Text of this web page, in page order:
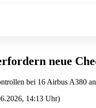
neue
bei 16 Airbus A380
14:13 Uhr)